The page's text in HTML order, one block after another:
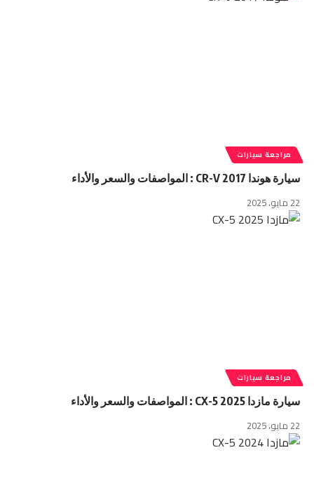
مراجعة سيارات
سيارة هوندا CR-V 2017 : المواصفات والسعر والأداء
22 مايو، 2025
مراجعة سيارات
سيارة مازدا CX-5 2025 : المواصفات والسعر والأداء
22 مايو، 2025